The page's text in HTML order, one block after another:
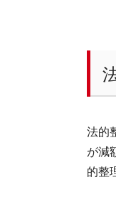
法的
が減
的整